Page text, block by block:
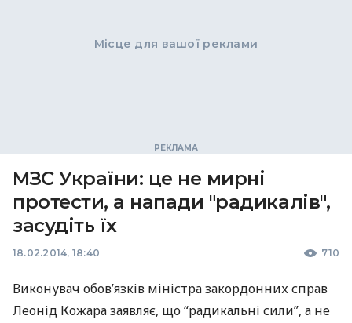
Місце для вашої реклами
МЗС України: це не мирні
протести, а напади "радикалів",
засудіть їх
18.02.2014, 18:40 710
Виконувач обов’язків міністра закордонних справ
Леонід Кожара заявляє, що “радикальні сили”, а не